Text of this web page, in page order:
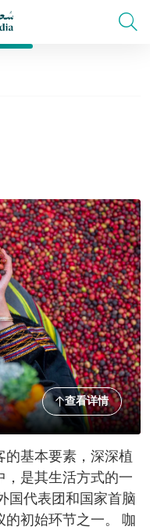
查看详情
的基本要素，深深植
，是其生活方式的一
国代表团和国家首脑
初始环节之一。 咖